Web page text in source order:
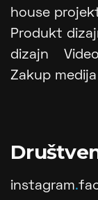
house
Produkt
dizajn
Zakup medija
instagram.